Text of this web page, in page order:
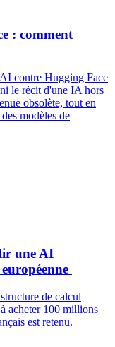
: comment
contre Hugging Face
le récit d'une IA hors
obsolète, tout en
modèles de
une AI
de calcul
acheter 100 millions
est retenu.